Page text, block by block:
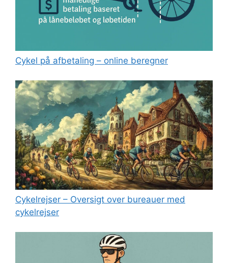
Cykel på afbetaling – online beregner
Cykelrejser – Oversigt over bureauer med
cykelrejser